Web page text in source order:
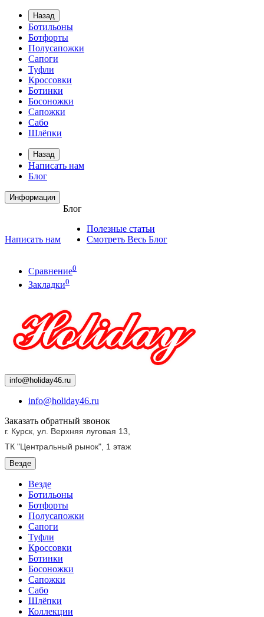
Назад
Ботильоны
Ботфорты
Полусапожки
Сапоги
Туфли
Кроссовки
Ботинки
Босоножки
Сапожки
Сабо
Шлёпки
Назад
Написать нам
Блог
Информация
Написать нам
Блог
Полезные статьи
Смотреть Весь Блог
Сравнение0
Закладки0
info@holiday46.ru
info@holiday46.ru
Заказать обратный звонок
г. Курск, ул. Верхняя луговая 13,
ТК "Центральный рынок", 1 этаж
Везде
Везде
Ботильоны
Ботфорты
Полусапожки
Сапоги
Туфли
Кроссовки
Ботинки
Босоножки
Сапожки
Сабо
Шлёпки
Коллекции